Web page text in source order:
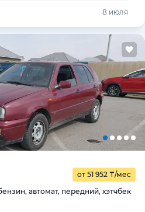
8 июля
от 51 952 ₸/мес
автомат, передний, хэтчбек